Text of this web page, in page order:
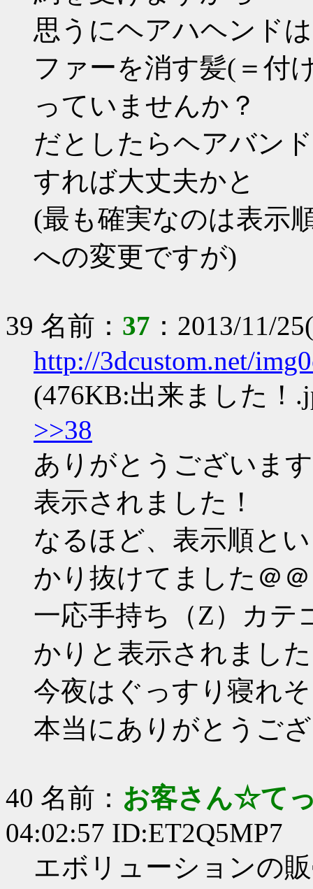
思うにヘアハヘンド
ファーを消す髪(＝付
っていませんか？
だとしたらヘアバン
すれば大丈夫かと
(最も確実なのは表示
への変更ですが)
39 名前： 37 ：2013/11/
http://3dcustom.net/
(476KB:出来ました！
>>38
ありがとうございま
表示されました！
なるほど、表示順と
かり抜けてました＠
一応手持ち（Z）カテ
かりと表示されまし
今夜はぐっすり寝れ
本当にありがとうご
40 名前： お客さん☆て
04:02:57 ID:ET2Q5MP7
エボリューションの